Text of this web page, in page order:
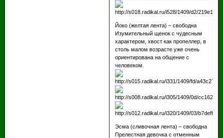
Йоко (желтая лента) – свободна
Изумительный щенок с чудесным
характером, хвост как пропеллер, в
столь малом возрасте уже очень
ориентирована на общение с
человеком.
Эсма (сливочная лента) – свободна
Прелестная девочка с отменным